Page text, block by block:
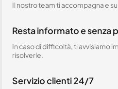
Il nostro team ti accompagna e
Resta informato e senza
In caso di difficoltà, ti avvisiamo
risolverle.
Servizio clienti 24/7